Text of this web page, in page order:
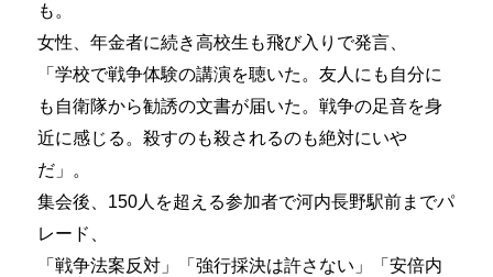
も。
女性、年金者に続き高校生も飛び入りで発言、
「学校で戦争体験の講演を聴いた。友人にも自分に
も自衛隊から勧誘の文書が届いた。戦争の足音を身
近に感じる。殺すのも殺されるのも絶対にいや
だ」。
集会後、150人を超える参加者で河内長野駅前までパ
レード、
「戦争法案反対」「強行採決は許さない」「安倍内